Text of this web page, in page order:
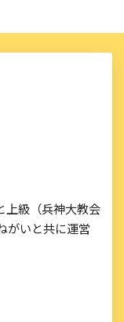
上級（兵神大教会
がいと共に運営